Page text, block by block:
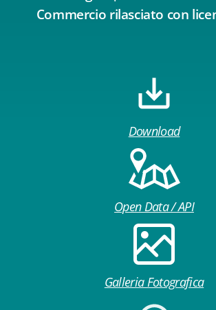
Commercio rilasciato con
Download
Open Data / API
Galleria Fotografica